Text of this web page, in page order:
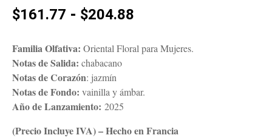
$161.77 - $204.88
precios:
desde
$204.88
Familia Olfativa: Oriental Floral para Mujeres.
Notas de Salida: chabacano
Notas de Corazón: jazmín
Notas de Fondo: vainilla y ámbar.
Año de Lanzamiento: 2025
(Precio Incluye IVA) – Hecho en Francia